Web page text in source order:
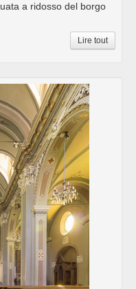
a ridosso del borgo
Lire tout